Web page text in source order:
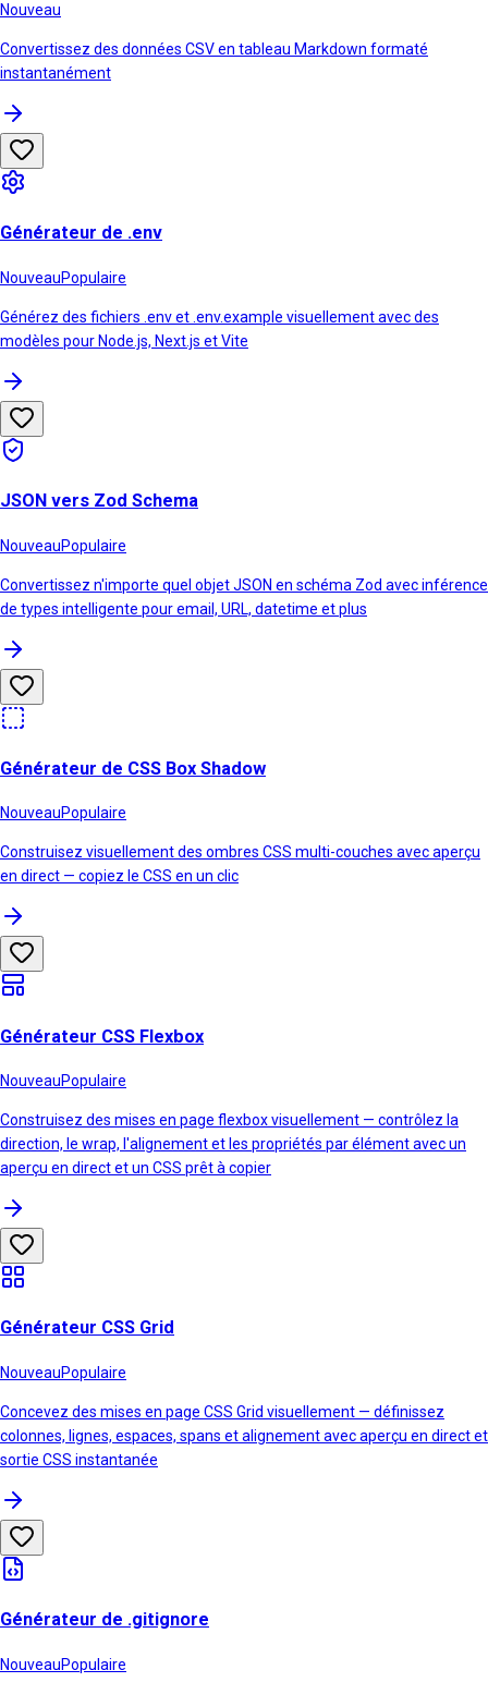
Nouveau
Convertissez des données CSV en tableau Markdown formaté
instantanément
Générateur de .env
NouveauPopulaire
Générez des fichiers .env et .env.example visuellement avec des
modèles pour Node.js, Next.js et Vite
JSON vers Zod Schema
NouveauPopulaire
Convertissez n'importe quel objet JSON en schéma Zod avec inférence
de types intelligente pour email, URL, datetime et plus
Générateur de CSS Box Shadow
NouveauPopulaire
Construisez visuellement des ombres CSS multi-couches avec aperçu
en direct — copiez le CSS en un clic
Générateur CSS Flexbox
NouveauPopulaire
Construisez des mises en page flexbox visuellement — contrôlez la
direction, le wrap, l'alignement et les propriétés par élément avec un
aperçu en direct et un CSS prêt à copier
Générateur CSS Grid
NouveauPopulaire
Concevez des mises en page CSS Grid visuellement — définissez
colonnes, lignes, espaces, spans et alignement avec aperçu en direct et
sortie CSS instantanée
Générateur de .gitignore
NouveauPopulaire